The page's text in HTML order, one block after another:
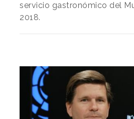
servicio gastronómico del
2018.